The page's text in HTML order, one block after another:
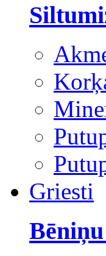
Griesti